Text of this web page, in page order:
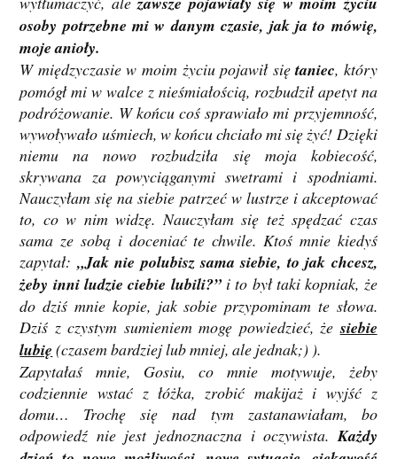
osoby potrzebne mi w danym czasie, jak ja to mówię,
moje anioły.
W międzyczasie w moim życiu pojawił siętaniec, który
pomógł mi w walce z nieśmiałością, rozbudził apetyt na
podróżowanie. W końcu coś sprawiało mi przyjemność,
wywoływało uśmiech, w końcu chciało mi się żyć! Dzięki
niemu na nowo rozbudziła się moja kobiecość,
skrywana za powyciąganymi swetrami i spodniami.
Nauczyłam się na siebie patrzeć w lustrze i akceptować
to, co w nim widzę. Nauczyłam się też spędzać czas
sama ze sobą i doceniać te chwile. Ktoś mnie kiedyś
zapytał: „Jak nie polubisz sama siebie, to jak chcesz,
żeby inni ludzie ciebie lubili?”i to był taki kopniak, że
do dziś mnie kopie, jak sobie przypominam te słowa.
Dziś z czystym sumieniem mogę powiedzieć, żesiebie
lubię (czasem bardziej lub mniej, ale jednak;) ).
Zapytałaś mnie, Gosiu, co mnie motywuje, żeby
codziennie wstać z łóżka, zrobić makijaż i wyjść z
domu… Trochę się nad tym zastanawiałam, bo
odpowiedź nie jest jednoznaczna i oczywista.Każdy